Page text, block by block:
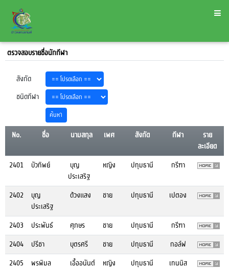
ตรวจสอบรายชื่อนักกีฬา
สังกัด
ชนิดกีฬา
No. ชื่อ นามสกุล เพศ สังกัด กีฬา
ราย
ละเอียด
2401
บัวทิพย์
บุญ
ประเสริฐ
หญิง ปทุมธานี กรีฑา
2402
บุญ
ประเสริฐ
ด้วงแสง ชาย ปทุมธานี เปตอง
2403 ประพันธ์ ศุภษร ชาย ปทุมธานี
กรีฑา
2404
ปรีชา บุตรศรี ชาย ปทุมธานี
กอล์ฟ
2405
พรพิมล เอื้ออนันต์ หญิง ปทุมธานี
เทนนิส